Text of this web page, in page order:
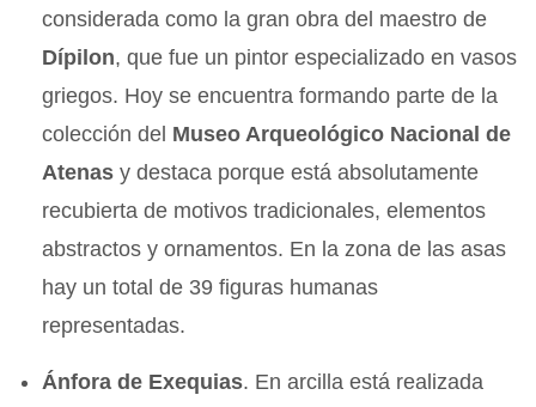
considerada como la gran obra del maestro de
Dípilon, que fue un pintor especializado en vasos
griegos. Hoy se encuentra formando parte de la
colección del Museo Arqueológico Nacional de
Atenas y destaca porque está absolutamente
recubierta de motivos tradicionales, elementos
abstractos y ornamentos. En la zona de las asas
hay un total de 39 figuras humanas
representadas.
Ánfora de Exequias. En arcilla está realizada